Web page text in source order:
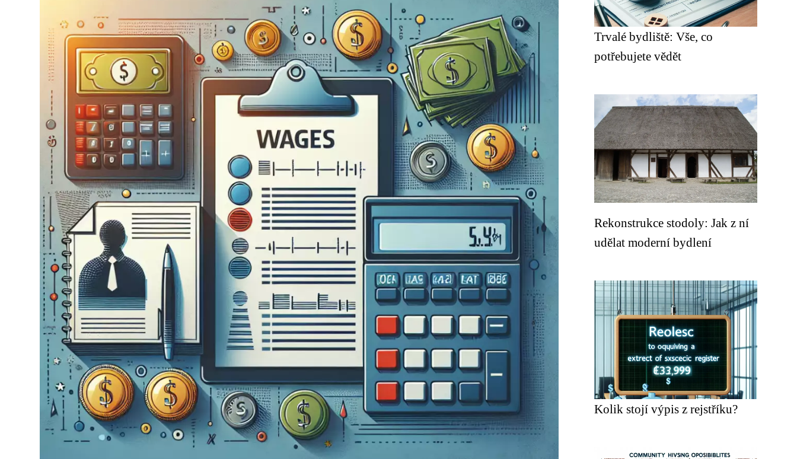
Trvalé bydliště: Vše, co
potřebujete vědět
Rekonstrukce stodoly: Jak z ní
udělat moderní bydlení
Kolik stojí výpis z rejstříku?